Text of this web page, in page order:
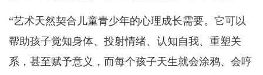
“艺术天然契合儿童青少年的心理成长需要。它可以
帮助孩子觉知身体、投射情绪、认知自我、重塑关
系，甚至赋予意义，而每个孩子天生就会涂鸦、会哼